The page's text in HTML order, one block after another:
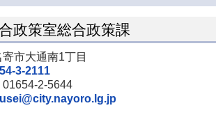
ー
ジ
で
開
き
政策室総合政策課
市大通南1丁目
3-2111
2-5644